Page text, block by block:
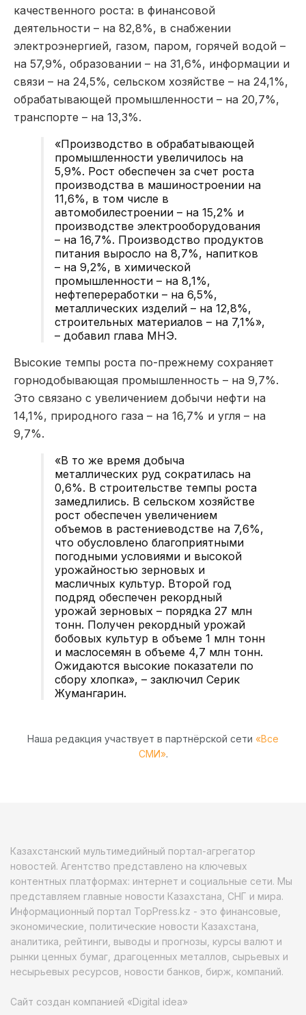
качественного роста: в финансовой
деятельности – на 82,8%, в снабжении
электроэнергией, газом, паром, горячей водой –
на 57,9%, образовании – на 31,6%, информации и
связи – на 24,5%, сельском хозяйстве – на 24,1%,
обрабатывающей промышленности – на 20,7%,
транспорте – на 13,3%.
«Производство в обрабатывающей
промышленности увеличилось на
5,9%. Рост обеспечен за счет роста
производства в машиностроении на
11,6%, в том числе в
автомобилестроении – на 15,2% и
производстве электрооборудования
– на 16,7%. Производство продуктов
питания выросло на 8,7%, напитков
– на 9,2%, в химической
промышленности – на 8,1%,
нефтепереработки – на 6,5%,
металлических изделий – на 12,8%,
строительных материалов – на 7,1%»,
– добавил глава МНЭ.
Высокие темпы роста по-прежнему сохраняет
горнодобывающая промышленность – на 9,7%.
Это связано с увеличением добычи нефти на
14,1%, природного газа – на 16,7% и угля – на
9,7%.
«В то же время добыча
металлических руд сократилась на
0,6%. В строительстве темпы роста
замедлились. В сельском хозяйстве
рост обеспечен увеличением
объемов в растениеводстве на 7,6%,
что обусловлено благоприятными
погодными условиями и высокой
урожайностью зерновых и
масличных культур. Второй год
подряд обеспечен рекордный
урожай зерновых – порядка 27 млн
тонн. Получен рекордный урожай
бобовых культур в объеме 1 млн тонн
и маслосемян в объеме 4,7 млн тонн.
Ожидаются высокие показатели по
сбору хлопка», – заключил Серик
Жумангарин.
Наша редакция участвует в партнёрской сети «Все
СМИ».
Казахстанский мультимедийный портал-агрегатор
новостей. Агентство представлено на ключевых
контентных платформах: интернет и социальные сети. Мы
представляем главные новости Казахстана, СНГ и мира.
Информационный портал TopPress.kz - это финансовые,
экономические, политические новости Казахстана,
аналитика, рейтинги, выводы и прогнозы, курсы валют и
рынки ценных бумаг, драгоценных металлов, сырьевых и
несырьевых ресурсов, новости банков, бирж, компаний.
Сайт создан компанией «Digital idea»